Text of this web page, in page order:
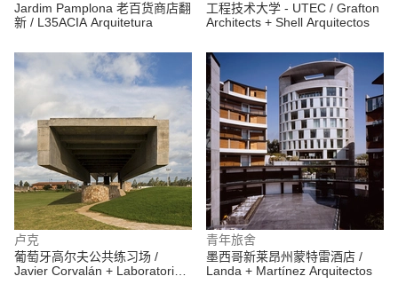
Jardim Pamplona 老百货商店翻
新 / L35ACIA Arquitetura
工程技术大学 - UTEC / Grafton
Architects + Shell Arquitectos
卢克
葡萄牙高尔夫公共练习场 /
Javier Corvalán + Laboratorio
青年旅舍
墨西哥新莱昂州蒙特雷酒店 /
Landa + Martínez Arquitectos